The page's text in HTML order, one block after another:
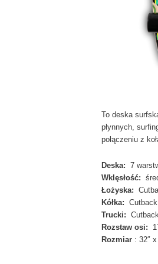
To deska
płynnych,
połączeniu z
Deska: 7
Wklęsłość:
Łożyska:
Kółka:
Trucki:
Rozstaw osi:
Rozmiar : 32″